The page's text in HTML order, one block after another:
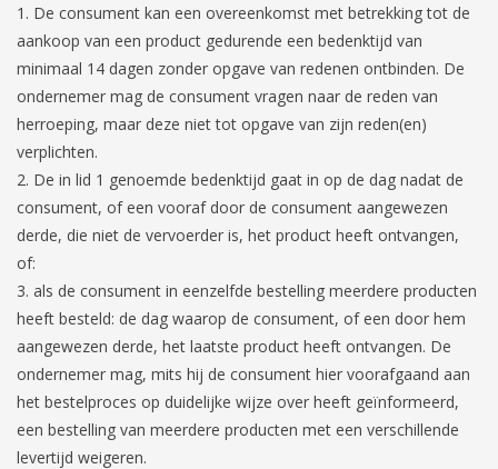
De consument kan een overeenkomst met betrekking tot de
aankoop van een product gedurende een bedenktijd van
minimaal 14 dagen zonder opgave van redenen ontbinden. De
ondernemer mag de consument vragen naar de reden van
herroeping, maar deze niet tot opgave van zijn reden(en)
verplichten.
De in lid 1 genoemde bedenktijd gaat in op de dag nadat de
consument, of een vooraf door de consument aangewezen
derde, die niet de vervoerder is, het product heeft ontvangen,
of:
als de consument in eenzelfde bestelling meerdere producten
heeft besteld: de dag waarop de consument, of een door hem
aangewezen derde, het laatste product heeft ontvangen. De
ondernemer mag, mits hij de consument hier voorafgaand aan
het bestelproces op duidelijke wijze over heeft geïnformeerd,
een bestelling van meerdere producten met een verschillende
levertijd weigeren.